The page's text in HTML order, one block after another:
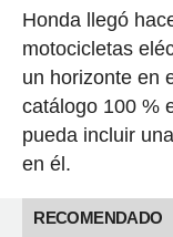
Honda llegó
motocicletas
un horizonte en
catálogo 100 %
pueda incluir
en él.
RECOMENDADO